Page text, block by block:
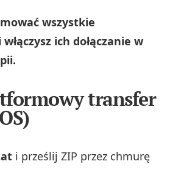
wszystkie
ich dołączanie w
transfer
i prześlij ZIP przez chmurę